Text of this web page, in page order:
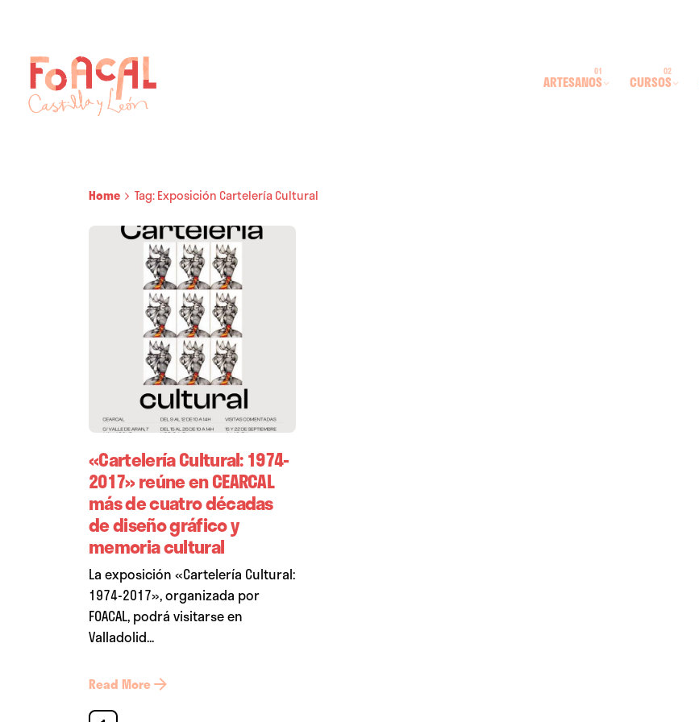
content
ARTESANOS CURSOS
Home Tag: Exposición Cartelería Cultural
«Cartelería Cultural: 1974-
2017» reúne en CEARCAL
más de cuatro décadas
de diseño gráfico y
memoria cultural
La exposición «Cartelería Cultural:
1974-2017», organizada por
FOACAL, podrá visitarse en
Valladolid...
Read More